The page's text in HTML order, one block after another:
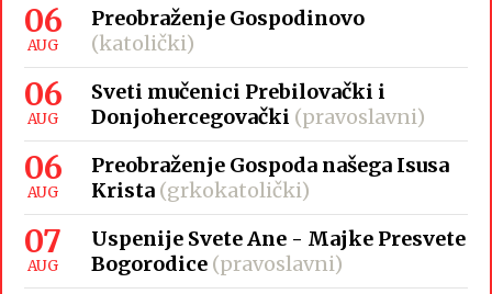
06
AUG
Preobraženje Gospodinovo
(katolički)
06
AUG
Sveti mučenici Prebilovački i
Donjohercegovački (pravoslavni)
06
AUG
Preobraženje Gospoda našega Isusa
Krista (grkokatolički)
07
AUG
Uspenije Svete Ane - Majke Presvete
Bogorodice (pravoslavni)